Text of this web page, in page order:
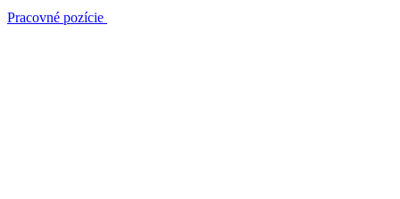
Pracovné pozície